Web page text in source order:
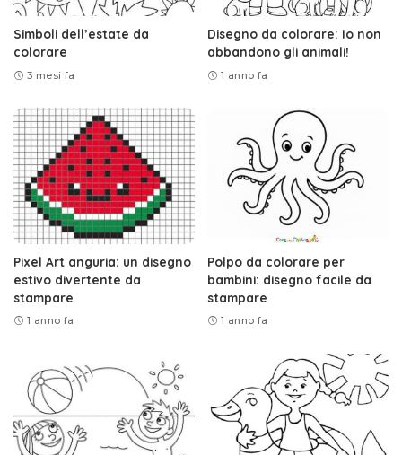
Simboli dell’estate da
colorare
3 mesi fa
Disegno da colorare: Io non
abbandono gli animali!
1 anno fa
Pixel Art anguria: un disegno
estivo divertente da
stampare
1 anno fa
Polpo da colorare per
bambini: disegno facile da
stampare
1 anno fa